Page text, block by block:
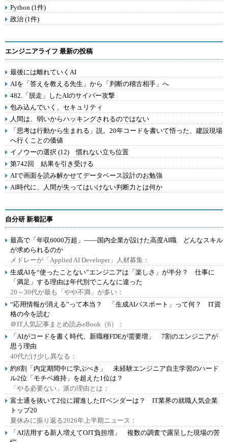
Python (1件)
政治 (1件)
エンジニアライフ 最新の投稿
最後には離れていくAI
AIを「答えを教える先生」から「判断の稽古相手」へ
482.「脱走」したAIのサイバー攻撃
包み込んでいく、セキュリティ
人間は、弱いからハッキングされるのではない
「思考は行動から生まれる」説。20年コードを書いて悟った、建設現場
へ行くことの価値
イノウーの選択 (12) 慣れない立ち位置
第742回 結果を引き受ける
AIで画面を読み解かせてデータベース設計のお勉強
AI時代に、人間が失ってはいけない判断力とは何か
自分研 新着記事
最高で「年収6000万超」――国内企業が設けた高度AI職 どんなスキル
が求められるのか
メドレーが「Applied AI Developer」人材募集：
生成AIを“使ったことない”エンジニアは「楽しさ」が半分？ 仕事に
「満足」する理由は年代別でこんなに違った
20～30代が最も「やや不満」が多い：
“応用情報が消える”って本当？ 「生成AIパスポート」って何？ IT資
格の今を読む
＠IT人気記事まとめ読みeBook（6）：
「AIがコードを書く時代、新職種FDEが需要増」 7割のエンジニアが
思う理由
40代だけ少し異なる：
約8割「内定期間中に学ぶべき」 未経験エンジニア自主学習のハード
ル2位「モチベ維持」を超えた1位は？
「やる必要ない」派の理由とは：
富士通を抜いて2位に躍進したITベンダーは？ IT業界の就職人気企業
トップ20
夏休みに振り返る2026年上半期ニュース：
「AI活用する新人増えてOJT負担増」 複数の調査で露呈した現場の苦